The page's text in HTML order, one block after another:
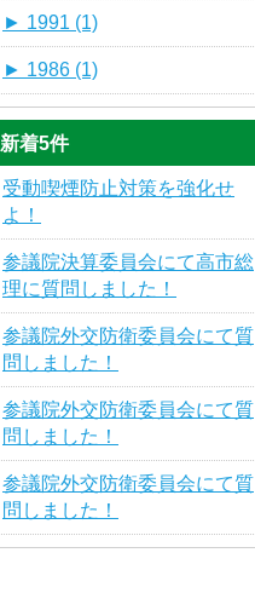
► 1991 (1)
► 1986 (1)
新着5件
受動喫煙防止対策を強化せ
よ！
参議院決算委員会にて高市総
理に質問しました！
参議院外交防衛委員会にて質
問しました！
参議院外交防衛委員会にて質
問しました！
参議院外交防衛委員会にて質
問しました！